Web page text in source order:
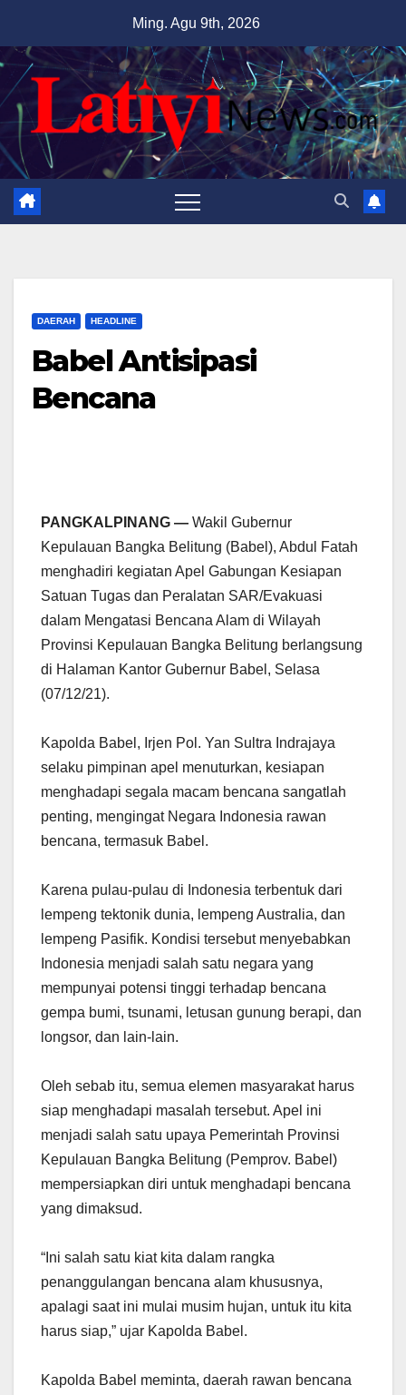
content
Ming. Agu 9th, 2026
DAERAH HEADLINE
Babel Antisipasi
Bencana
PANGKALPINANG — Wakil Gubernur
Kepulauan Bangka Belitung (Babel), Abdul Fatah
menghadiri kegiatan Apel Gabungan Kesiapan
Satuan Tugas dan Peralatan SAR/Evakuasi
dalam Mengatasi Bencana Alam di Wilayah
Provinsi Kepulauan Bangka Belitung berlangsung
di Halaman Kantor Gubernur Babel, Selasa
(07/12/21).
Kapolda Babel, Irjen Pol. Yan Sultra Indrajaya
selaku pimpinan apel menuturkan, kesiapan
menghadapi segala macam bencana sangatlah
penting, mengingat Negara Indonesia rawan
bencana, termasuk Babel.
Karena pulau-pulau di Indonesia terbentuk dari
lempeng tektonik dunia, lempeng Australia, dan
lempeng Pasifik. Kondisi tersebut menyebabkan
Indonesia menjadi salah satu negara yang
mempunyai potensi tinggi terhadap bencana
gempa bumi, tsunami, letusan gunung berapi, dan
longsor, dan lain-lain.
Oleh sebab itu, semua elemen masyarakat harus
siap menghadapi masalah tersebut. Apel ini
menjadi salah satu upaya Pemerintah Provinsi
Kepulauan Bangka Belitung (Pemprov. Babel)
mempersiapkan diri untuk menghadapi bencana
yang dimaksud.
“Ini salah satu kiat kita dalam rangka
penanggulangan bencana alam khususnya,
apalagi saat ini mulai musim hujan, untuk itu kita
harus siap,” ujar Kapolda Babel.
Kapolda Babel meminta, daerah rawan bencana